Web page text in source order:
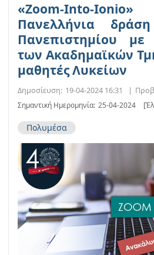
«Zoom-Into-
Πανελλήνια
Πανεπιστημίου με
των Ακαδημαϊκών
μαθητές Λυκείων
Δημοσίευση: 19-04-2024 16:31 |
Σημαντική Ημερομηνία: 25-04-2024
Πολυμέσα